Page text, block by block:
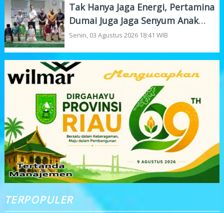
Tak Hanya Jaga Energi, Pertamina
Dumai Juga Jaga Senyum Anak
Yatim
Senin, 03 Agustus 2026 18:41 WIB
TERPOPULER